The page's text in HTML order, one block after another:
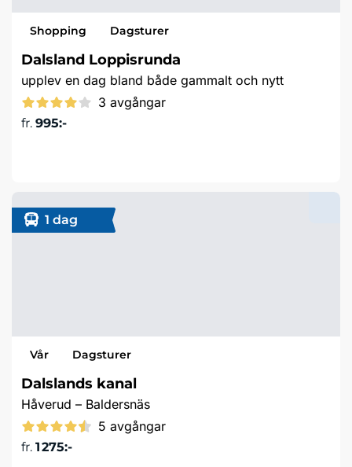
Shopping Dagsturer
Dalsland Loppisrunda
upplev en dag bland både gammalt och nytt
3 avgångar
fr. 995:-
1 dag
Vår Dagsturer
Dalslands kanal
Håverud – Baldersnäs
5 avgångar
fr. 1 275:-